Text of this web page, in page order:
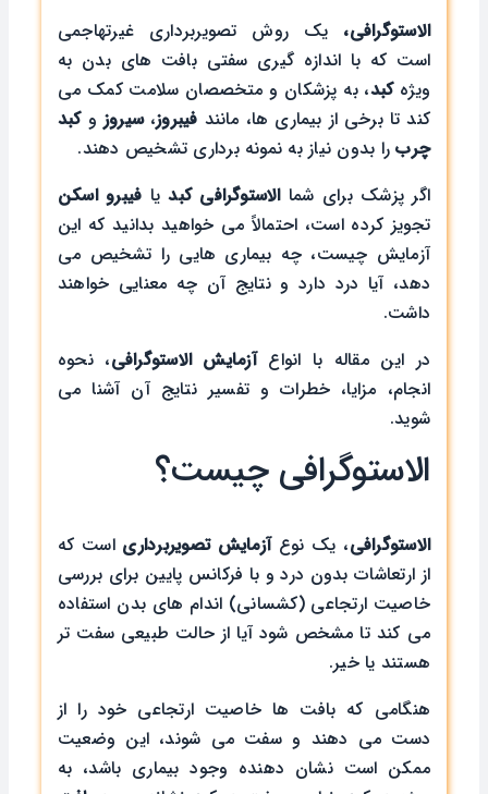
الاستوگرافی،یک روش تصویربرداری غیرتهاجمی
است که با اندازه ‌گیری سفتی بافت های بدن به
‌ویژهکبد، به پزشکان و متخصصان سلامت کمک می
کند تا برخی از بیماری ها، مانندفیبروز،سیروزوکبد
چربرا بدون نیاز به نمونه ‌برداری تشخیص دهند.
اگر پزشک برای شماالاستوگرافی کبدیافیبرو اسکن
تجویز کرده است، احتمالاً می‌ خواهید بدانید که این
آزمایش چیست، چه بیماری ‌هایی را تشخیص می
‌دهد، آیا درد دارد و نتایج آن چه معنایی خواهند
داشت.
در این مقاله با انواع آزمایش الاستوگرافی، نحوه
انجام، مزایا، خطرات و تفسیر نتایج آن آشنا می
‌شوید.
الاستوگرافی چیست؟
الاستوگرافی، یک نوعآزمایش تصویربرداریاست که
از ارتعاشات بدون درد و با فرکانس پایین برای بررسی
خاصیت ارتجاعی (کشسانی) اندام های بدن استفاده
می کند تا مشخص شود آیا از حالت طبیعی سفت تر
هستند یا خیر.
هنگامی که بافت ها خاصیت ارتجاعی خود را از
دست می دهند و سفت می شوند، این وضعیت
ممکن است نشان دهنده وجود بیماری باشد، به